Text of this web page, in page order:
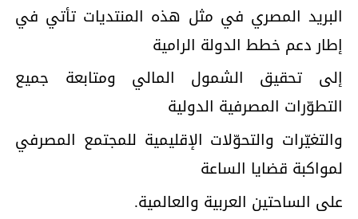
البريد المصري في مثل هذه المنتديات تأتي في
إطار دعم خطط الدولة الرامية
إلى تحقيق الشمول المالي ومتابعة جميع
التطوّرات المصرفية الدولية
والتغيّرات والتحوّلات الإقليمية للمجتمع المصرفي
لمواكبة قضايا الساعة
على الساحتين العربية والعالمية.